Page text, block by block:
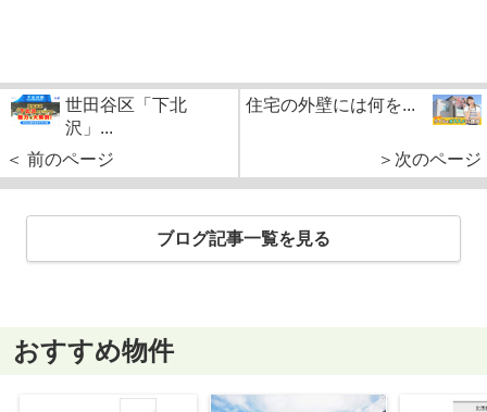
世田谷区「下北
沢」...
＜ 前のページ
住宅の外壁には何を...
＞次のページ
ブログ記事一覧を見る
おすすめ物件